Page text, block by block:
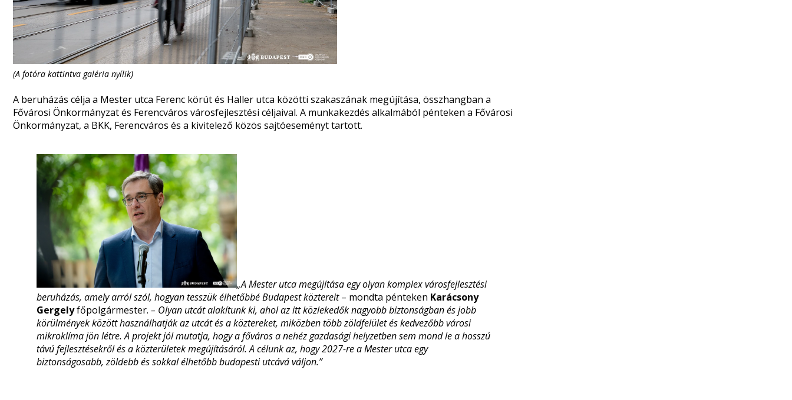
(A fotóra kattintva galéria nyílik)
A beruházás célja a Mester utca Ferenc körút és Haller utca közötti szakaszának megújítása, összhangban a
Fővárosi Önkormányzat és Ferencváros városfejlesztési céljaival. A munkakezdés alkalmából pénteken a Fővárosi
Önkormányzat, a BKK, Ferencváros és a kivitelező közös sajtóeseményt tartott.
„A Mester utca megújítása egy olyan komplex városfejlesztési
beruházás, amely arról szól, hogyan tesszük élhetőbbé Budapest köztereit– mondta pénteken Karácsony
Gergelyfőpolgármester. – Olyan utcát alakítunk ki, ahol az itt közlekedők nagyobb biztonságban és jobb
körülmények között használhatják az utcát és a köztereket, miközben több zöldfelület és kedvezőbb városi
mikroklíma jön létre. A projekt jól mutatja, hogy a főváros a nehéz gazdasági helyzetben sem mond le a hosszú
távú fejlesztésekről és a közterületek megújításáról. A célunk az, hogy 2027-re a Mester utca egy
biztonságosabb, zöldebb és sokkal élhetőbb budapesti utcává váljon.”